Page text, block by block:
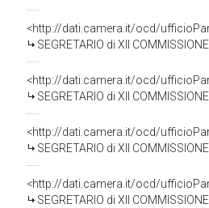
<http://dati.camera.it/ocd/
SEGRETARIO di XII COMMISSIONE
<http://dati.camera.it/ocd/
SEGRETARIO di XII COMMISSIONE
<http://dati.camera.it/ocd/
SEGRETARIO di XII COMMISSIONE
<http://dati.camera.it/ocd/
SEGRETARIO di XII COMMISSIONE